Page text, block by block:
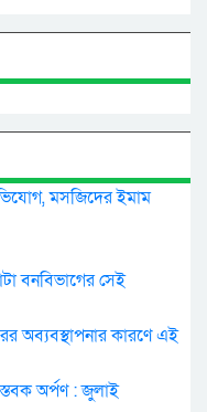
মসজিদের ইমাম
বনবিভাগের সেই
অব্যবস্থাপনার কারণে এই
অর্পণ : জুলাই